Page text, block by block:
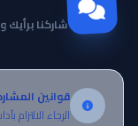
شاركنا
قوانين
الرجاء